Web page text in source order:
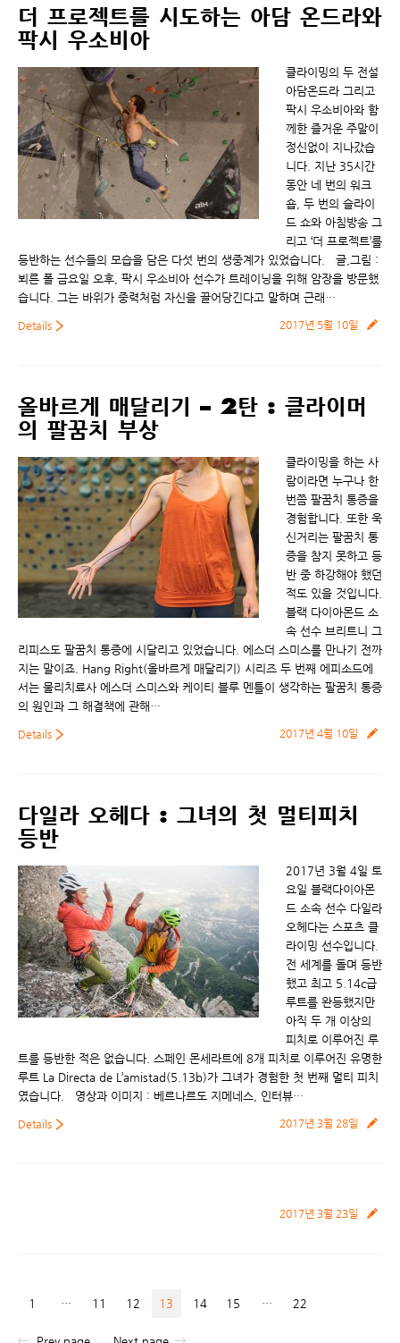
더 프로젝트를 시도하는 아담 온드라와
팍시 우소비아
클라이밍의 두 전설
아담온드라 그리고
팍시 우소비아와 함
께한 즐거운 주말이
정신없이 지나갔습
니다. 지난 35시간
동안 네 번의 워크
숍, 두 번의 슬라이
드 쇼와 아침방송 그
리고 ‘더 프로젝트’를
등반하는 선수들의 모습을 담은 다섯 번의 생중계가 있었습니다. 글,그림 :
뵈른 폴 금요일 오후, 팍시 우소비아 선수가 트레이닝을 위해 암장을 방문했
습니다. 그는 바위가 중력처럼 자신을 끌어당긴다고 말하며 근래…
2017년 5월 10일
Details
올바르게 매달리기 – 2탄 : 클라이머
의 팔꿈치 부상
클라이밍을 하는 사
람이라면 누구나 한
번쯤 팔꿈치 통증을
경험합니다. 또한 욱
신거리는 팔꿈치 통
증을 참지 못하고 등
반 중 하강해야 했던
적도 있을 것입니다.
블랙 다이아몬드 소
속 선수 브리트니 그
리피스도 팔꿈치 통증에 시달리고 있었습니다. 에스더 스미스를 만나기 전까
지는 말이죠. Hang Right(올바르게 매달리기) 시리즈 두 번째 에피소드에
서는 물리치료사 에스더 스미스와 케이티 블루 멘틀이 생각하는 팔꿈치 통증
의 원인과 그 해결책에 관해…
2017년 4월 10일
Details
다일라 오헤다 : 그녀의 첫 멀티피치
등반
2017년 3월 4일 토
요일 블랙다이아몬
드 소속 선수 다일라
오헤다는 스포츠 클
라이밍 선수입니다.
전 세계를 돌며 등반
했고 최고 5.14c급
루트를 완등했지만
아직 두 개 이상의
피치로 이루어진 루
트를 등반한 적은 없습니다. 스페인 몬세라트에 8개 피치로 이루어진 유명한
루트 La Directa de L’amistad(5.13b)가 그녀가 경험한 첫 번째 멀티 피치
였습니다. 영상과 이미지 : 베르나르도 지메네스, 인터뷰…
2017년 3월 28일
Details
2017년 3월 23일
1 … 11 12 13 14 15 … 22